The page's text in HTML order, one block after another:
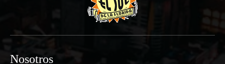
Nosotros